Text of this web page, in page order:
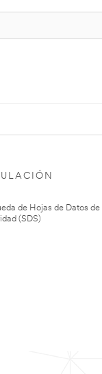
de Hojas de Datos de
(SDS)